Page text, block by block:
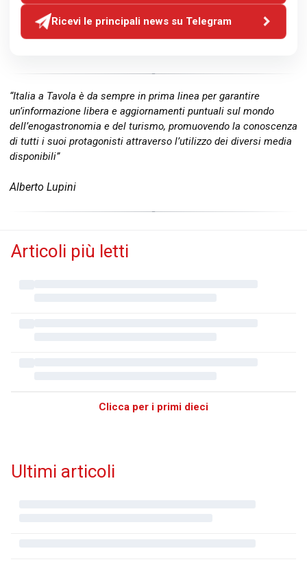
Ricevi le principali news su Telegram
“Italia a Tavola è da sempre in prima linea per garantire
un’informazione libera e aggiornamenti puntuali sul mondo
dell’enogastronomia e del turismo, promuovendo la conoscenza
di tutti i suoi protagonisti attraverso l’utilizzo dei diversi media
disponibili”
Alberto Lupini
Articoli più letti
Clicca per i primi dieci
Ultimi articoli